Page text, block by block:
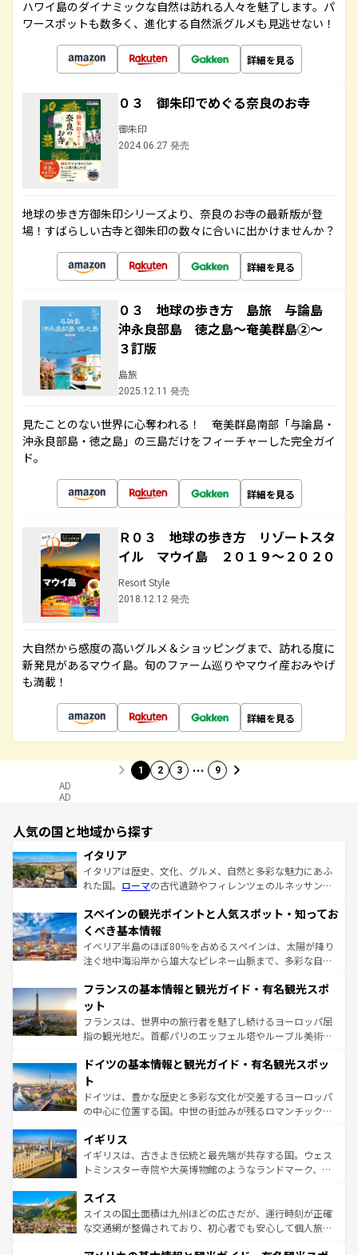
ハワイ島のダイナミックな自然は訪れる人々を魅了します。パ
ワースポットも数多く、進化する自然派グルメも見逃せない！
詳細を見る
０３ 御朱印でめぐる奈良のお寺
御朱印
2024.06.27 発売
地球の歩き方御朱印シリーズより、奈良のお寺の最新版が登
場！すばらしい古寺と御朱印の数々に合いに出かけませんか？
詳細を見る
０３ 地球の歩き方 島旅 与論島
沖永良部島 徳之島～奄美群島②～
３訂版
島旅
2025.12.11 発売
見たことのない世界に心奪われる！ 奄美群島南部「与論島・
沖永良部島・徳之島」の三島だけをフィーチャーした完全ガイ
ド。
詳細を見る
Ｒ０３ 地球の歩き方 リゾートスタ
イル マウイ島 ２０１９～２０２０
Resort Style
2018.12.12 発売
大自然から感度の高いグルメ＆ショッピングまで、訪れる度に
新発見があるマウイ島。旬のファーム巡りやマウイ産おみやげ
も満載！
詳細を見る
1 2 3 … 9
AD
AD
人気の国と地域から探す
イタリア
イタリアは歴史、文化、グルメ、自然と多彩な魅力にあふ
れた国。 ローマの古代遺跡やフィレンツェのルネッサンス
ろん、トスカーナの美しい田園風景やアマルフィ海岸の絶
景など、自然景観も見逃せない。観光の合間には、本場の
ピザやパスタなど、絶品のイタリア料理を堪能することも
できる。朝目覚めてから夜眠るまで、すべての瞬間を楽し
なお、新着のイタリア情報はコンテンツ一覧を参照してほ
しい。
スペインの観光ポイントと人気スポット・知ってお
くべき基本情報
イベリア半島のほぼ80％を占めるスペインは、太陽が降り
注ぐ地中海沿岸から雄大なピレネー山脈まで、多彩な自然
文化が根付くこの国では、情熱的なフラメンコ、熱気あふ
れる闘牛、そして美味しいタパスが生活の一部となってい
る。首都マドリードの洗練された雰囲気や、バルセロナの
アートに溢れた街角から、地方では古代ローマ遺跡や中世
せる。地方によって風土や気候が異なるスペインはその個
ンテンツ一覧 を参照してほしい。
フランスの基本情報と観光ガイド・有名観光スポ
ット
フランスは、世界中の旅行者を魅了し続けるヨーロッパ屈
指の観光地だ。首都パリのエッフェル塔やルーブル美術館
で、幅広い魅力が詰まっている。華麗な宮殿、歴史的な大
聖堂、美しいビーチ、そして豊かな自然が、訪れる者を心
から魅了する。また、フランスは美食の国としても知ら
れ、フランス料理はユネスコ無形文化遺産にも登録されて
香り高いラベンダー畑など、多彩な楽しみ方が可能だ。さ
らに、パリ以外の地域にも魅力が溢れており、どの街角に
も豊かな歴史と文化が息づいている。パリ以外の個性あふ
を参照してほしい。
ドイツの基本情報と観光ガイド・有名観光スポッ
ト
ドイツは、豊かな歴史と多彩な文化が交差するヨーロッパ
の中心に位置する国。中世の街並みが残るロマンチック街
顔を持つこの国は、どこを歩いても飽きることがない。ベ
ルリンの文化的活気、バイエルン州のアルプスの絶景、そ
してライン川沿いのワイン畑といった風景は必見。ビール
は、お酒好きな人にはぜひ体験してほしい。 なお、新着の
ドイツ情報はコンテンツ一覧を参照してほしい。
イギリス
イギリスは、古きよき伝統と最先端が共存する国。ウェス
トミンスター寺院や大英博物館のようなランドマーク、歴
リアごとに異なる魅力がある。また、優雅なアフタヌーン
ティー、ビール好きにはたまらない英国パブ、サッカー観
戦など、本場だからこそできる体験も豊富。イギリスを旅
スイス
スイスの国土面積は九州ほどの広さだが、運行時刻が正確
な交通網が整備されており、初心者でも安心して個人旅行